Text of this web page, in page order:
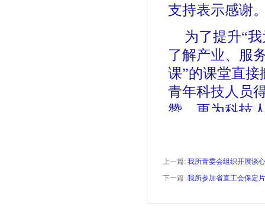
支持表示感谢
为了提升“
了解产业、服
课”的课堂直
青年科技人员
赞，更为科技
上一篇: 我所青委会组织开展谈
下一篇: 我所参加省直工会保定